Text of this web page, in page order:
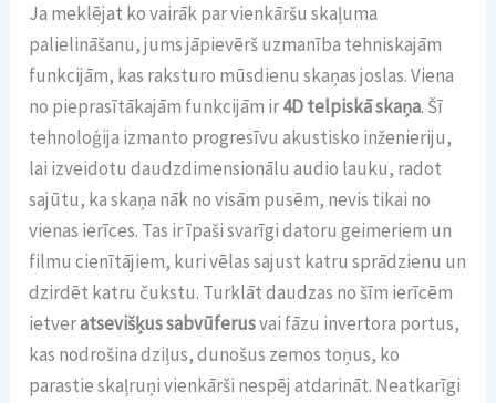
Ja meklējat ko vairāk par vienkāršu skaļuma
palielināšanu, jums jāpievērš uzmanība tehniskajām
funkcijām, kas raksturo mūsdienu skaņas joslas. Viena
no pieprasītākajām funkcijām ir4D telpiskā skaņa. Šī
tehnoloģija izmanto progresīvu akustisko inženieriju,
lai izveidotu daudzdimensionālu audio lauku, radot
sajūtu, ka skaņa nāk no visām pusēm, nevis tikai no
vienas ierīces. Tas ir īpaši svarīgi datoru geimeriem un
filmu cienītājiem, kuri vēlas sajust katru sprādzienu un
dzirdēt katru čukstu. Turklāt daudzas no šīm ierīcēm
ietveratsevišķus sabvūferusvai fāzu invertora portus,
kas nodrošina dziļus, dunošus zemos toņus, ko
parastie skaļruņi vienkārši nespēj atdarināt. Neatkarīgi